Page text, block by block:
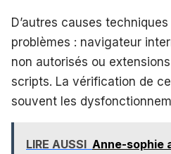
D’autres causes
problèmes : navigateur
non autorisés ou
scripts. La vérification de
souvent les
LIRE AUSSI Anne-sophie